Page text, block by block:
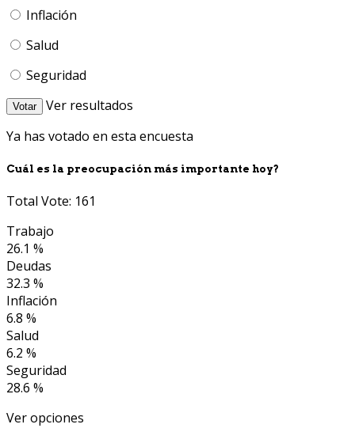
Inflación
Salud
Seguridad
Votar
Ver resultados
Ya has votado en esta encuesta
Cuál es la preocupación más importante hoy?
Total Vote: 161
Trabajo
26.1 %
Deudas
32.3 %
Inflación
6.8 %
Salud
6.2 %
Seguridad
28.6 %
Ver opciones